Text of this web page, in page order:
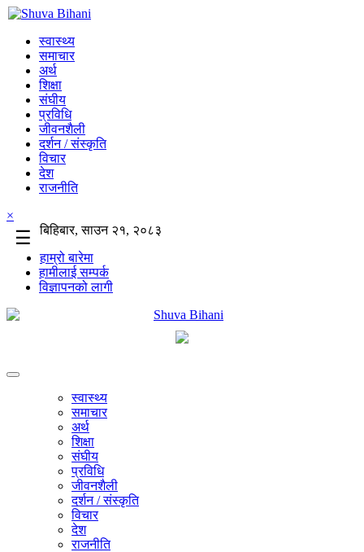
स्वास्थ्य
समाचार
अर्थ
शिक्षा
संघीय
प्रविधि
जीवनशैली
दर्शन / संस्कृति
विचार
देश
राजनीति
×
☰
बिहिबार, साउन २१, २०८३
हाम्रो बारेमा
हामीलाई सम्पर्क
विज्ञापनको लागी
स्वास्थ्य
समाचार
अर्थ
शिक्षा
संघीय
प्रविधि
जीवनशैली
दर्शन / संस्कृति
विचार
देश
राजनीति